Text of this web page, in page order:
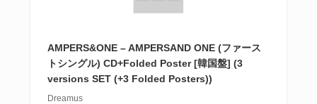
AMPERS&ONE – AMPERSAND ONE (ファース
トシングル) CD+Folded Poster [韓国盤] (3
versions SET (+3 Folded Posters))
Dreamus